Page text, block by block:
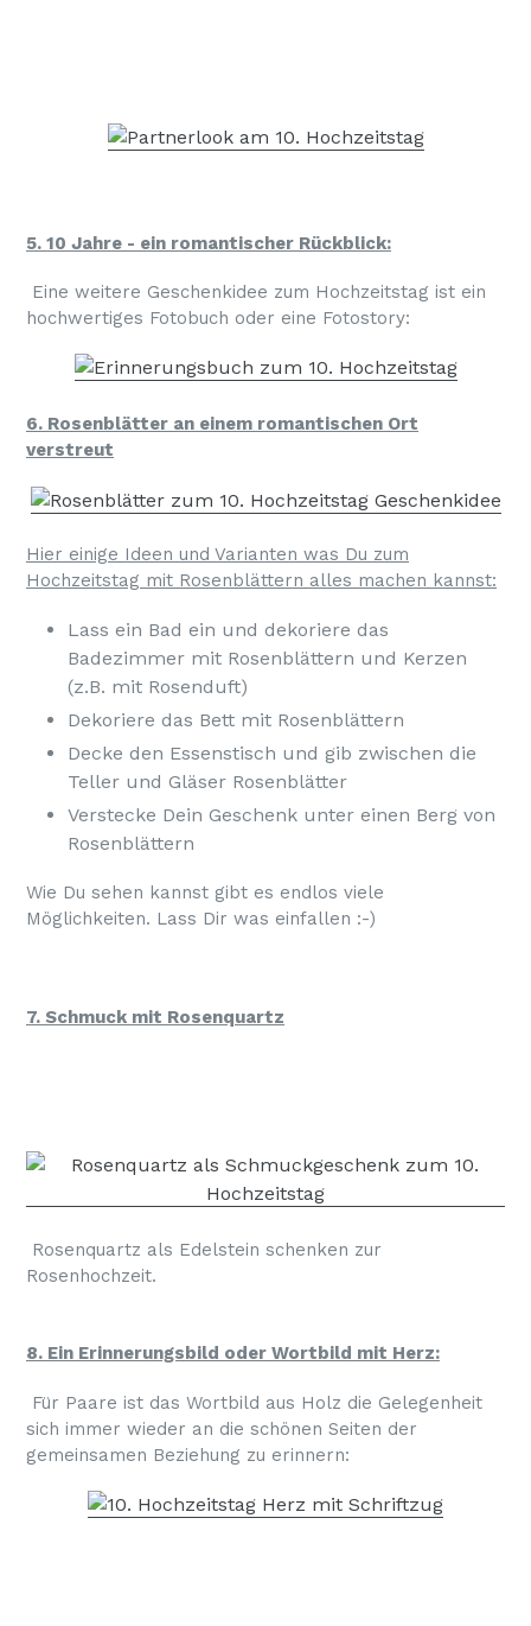
5. 10 Jahre - ein romantischer Rückblick:
Eine weitere Geschenkidee zum Hochzeitstag ist ein
hochwertiges Fotobuch oder eine Fotostory:
6. Rosenblätter an einem romantischen Ort
verstreut
Hier einige Ideen und Varianten was Du zum
Hochzeitstag mit Rosenblättern alles machen kannst:
Lass ein Bad ein und dekoriere das
Badezimmer mit Rosenblättern und Kerzen
(z.B. mit Rosenduft)
Dekoriere das Bett mit Rosenblättern
Decke den Essenstisch und gib zwischen die
Teller und Gläser Rosenblätter
Verstecke Dein Geschenk unter einen Berg von
Rosenblättern
Wie Du sehen kannst gibt es endlos viele
Möglichkeiten. Lass Dir was einfallen :-)
7. Schmuck mit Rosenquartz
Rosenquartz als Edelstein schenken zur
Rosenhochzeit.
8. Ein Erinnerungsbild oder Wortbild mit Herz:
Für Paare ist das Wortbild aus Holz die Gelegenheit
sich immer wieder an die schönen Seiten der
gemeinsamen Beziehung zu erinnern: